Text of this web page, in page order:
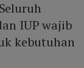
IUP wajib
kebutuhan